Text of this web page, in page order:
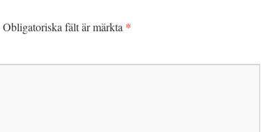
Obligatoriska fält är märkta *